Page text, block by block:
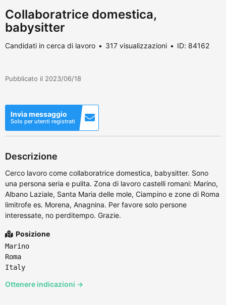
Collaboratrice domestica,
babysitter
Candidati in cerca di lavoro 317 visualizzazioni ID: 84162
Pubblicato il 2023/06/18
Invia messaggio
Solo per utenti registrati
Descrizione
Cerco lavoro come collaboratrice domestica, babysitter. Sono
una persona seria e pulita. Zona di lavoro castelli romani: Marino,
Albano Laziale, Santa Maria delle mole, Ciampino e zone di Roma
limitrofe es. Morena, Anagnina. Per favore solo persone
interessate, no perditempo. Grazie.
Posizione
Marino
Roma
Italy
Ottenere indicazioni →